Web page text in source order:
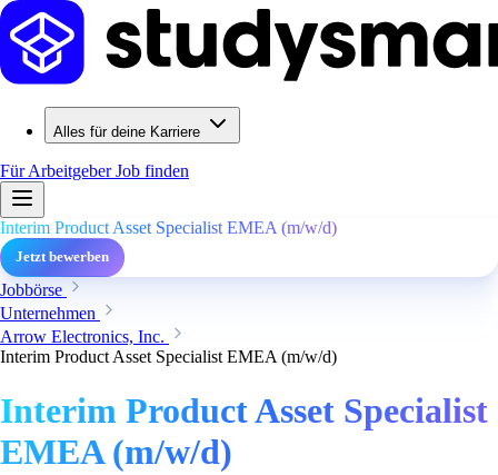
Alles für deine Karriere
Für ArbeitgeberJob finden
Interim Product Asset Specialist EMEA (m/w/d)
Jetzt bewerben
Jobbörse
Unternehmen
Arrow Electronics, Inc.
Interim Product Asset Specialist EMEA (m/w/d)
Interim Product Asset Specialist
EMEA (m/w/d)